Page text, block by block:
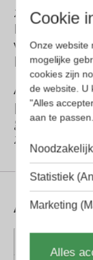
zijn unieke
Italiaanse
het
Alle
gouden
Cookie
Onze website
mogelijke
cookies zijn
de website. U
"Alles
aan te passen.
Statistiek
Marketing
Alles